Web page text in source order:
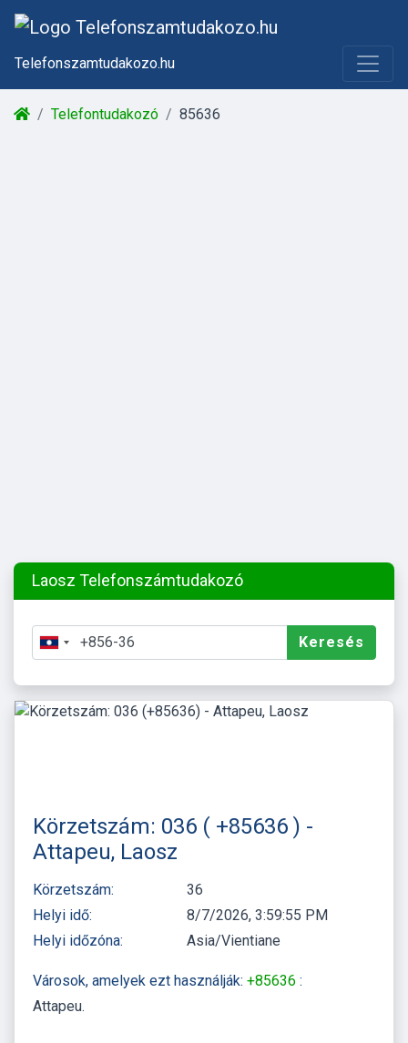
Telefonszamtudakozo.hu
Telefontudakozó 85636
Laosz Telefonszámtudakozó
Keresés
Körzetszám: 036 ( +85636 ) -
Attapeu, Laosz
Körzetszám:
36
Helyi idő:
8/7/2026, 3:59:57 PM
Helyi időzóna:
Asia/Vientiane
Városok, amelyek ezt használják: +85636 :
Attapeu